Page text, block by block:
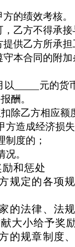
的绩效考核。
乙方不得承接
供乙方所承担
本合同的附加
以
元的货
酬。
除乙方相应额
方造成经济损失
制度的；
。
和惩处
规定的各项
的法律、法
大小给予奖励
的规章制度